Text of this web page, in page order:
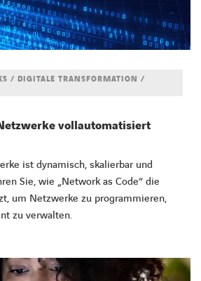
/ DIGITALE TRANSFORMATION /
vollautomatisiert
ist dynamisch, skalierbar und
Sie, wie „Network as Code“ die
um Netzwerke zu programmieren,
zu verwalten.